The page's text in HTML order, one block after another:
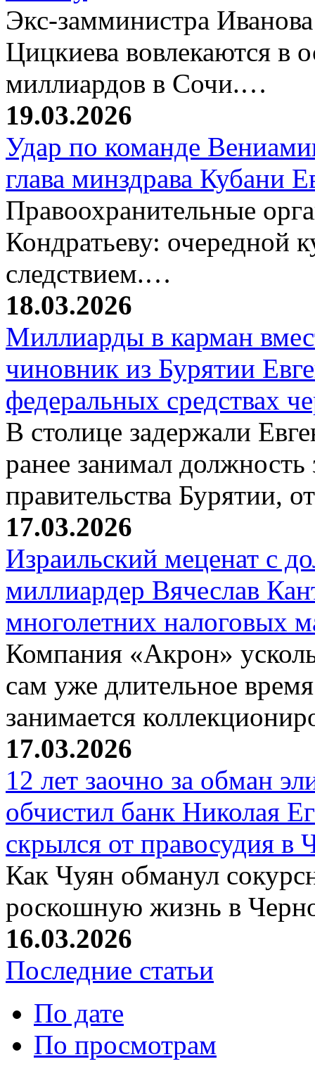
Экс-замминистра
Цицкиева вовлекаются в
миллиардов в Сочи.…
19.03.2026
Удар по команде
глава минздрава Кубани
Правоохранительные
Кондратьеву: очередной
следствием.…
18.03.2026
Миллиарды в карман
чиновник из Бурятии
федеральных средствах
В столице задержали
ранее занимал должность
правительства Бурятии,
17.03.2026
Израильский меценат с
миллиардер Вячеслав
многолетних налоговых
Компания «Акрон»
сам уже длительное
занимается
17.03.2026
12 лет заочно за обман
обчистил банк Николая
скрылся от правосудия в
Как Чуян обманул
роскошную жизнь в
16.03.2026
Последние статьи
По дате
По просмотрам